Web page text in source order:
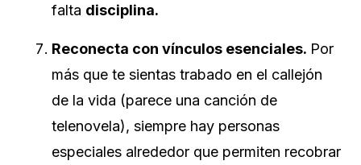
falta disciplina.
Reconecta con vínculos esenciales. Por
más que te sientas trabado en el callejón
de la vida (parece una canción de
telenovela), siempre hay personas
especiales alrededor que permiten recobrar